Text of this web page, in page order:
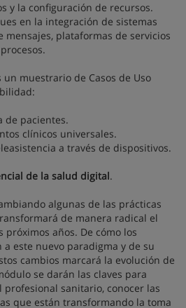
y la configuración de recursos.
en la integración de sistemas
mensajes, plataformas de servicios
muestrario de Casos de Uso
de pacientes.
clínicos universales.
a través de dispositivos.
de la salud digital.
algunas de las prácticas
de manera radical el
próximos años. De cómo los
este nuevo paradigma y de su
cambios marcará la evolución de
se darán las claves para
sanitario, conocer las
que están transformando la toma